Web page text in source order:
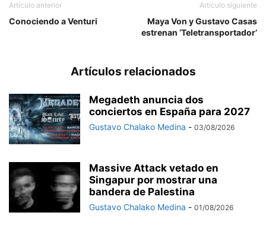
Artículo anterior
Conociendo a Venturi
Artículo siguiente
Maya Von y Gustavo Casas
estrenan ‘Teletransportador’
Artículos relacionados
Megadeth anuncia dos
conciertos en España para 2027
Gustavo Chalako Medina - 03/08/2026
Massive Attack vetado en
Singapur por mostrar una
bandera de Palestina
Gustavo Chalako Medina - 01/08/2026